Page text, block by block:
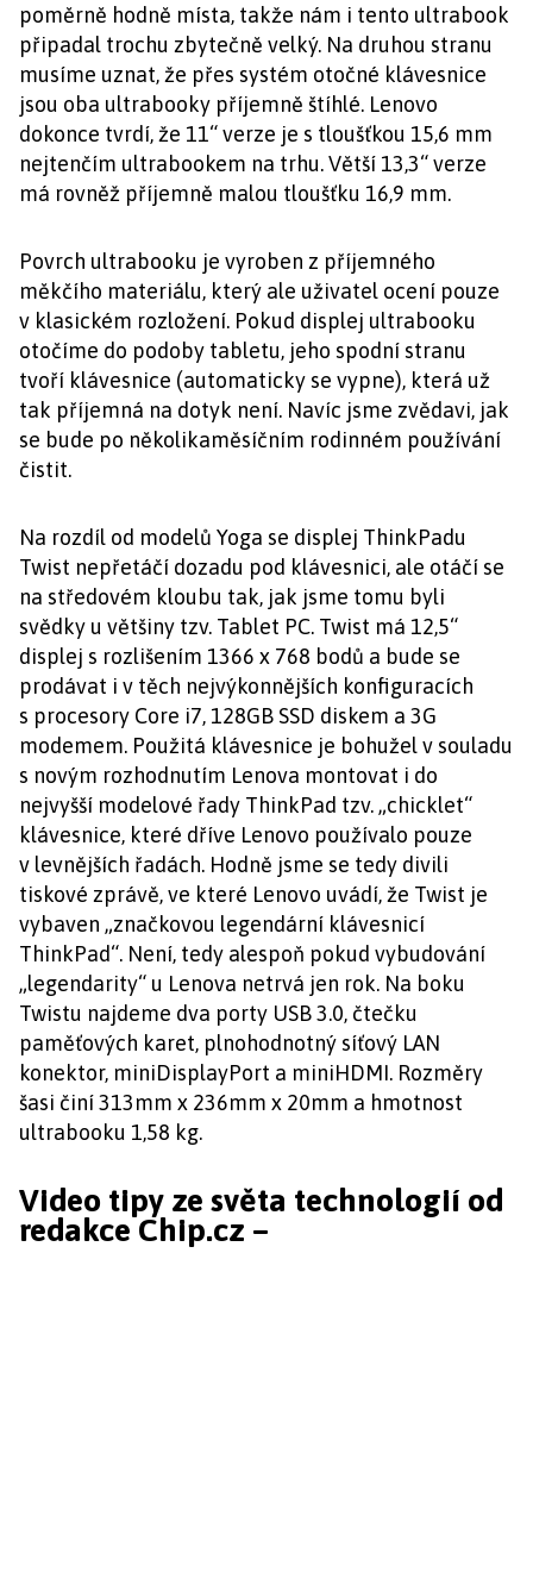
poměrně hodně místa, takže nám i tento ultrabook
připadal trochu zbytečně velký. Na druhou stranu
musíme uznat, že přes systém otočné klávesnice
jsou oba ultrabooky příjemně štíhlé. Lenovo
dokonce tvrdí, že 11“ verze je s tloušťkou 15,6 mm
nejtenčím ultrabookem na trhu. Větší 13,3“ verze
má rovněž příjemně malou tloušťku 16,9 mm.
Povrch ultrabooku je vyroben z příjemného
měkčího materiálu, který ale uživatel ocení pouze
v klasickém rozložení. Pokud displej ultrabooku
otočíme do podoby tabletu, jeho spodní stranu
tvoří klávesnice (automaticky se vypne), která už
tak příjemná na dotyk není. Navíc jsme zvědavi, jak
se bude po několikaměsíčním rodinném používání
čistit.
Na rozdíl od modelů Yoga se displej ThinkPadu
Twist nepřetáčí dozadu pod klávesnici, ale otáčí se
na středovém kloubu tak, jak jsme tomu byli
svědky u většiny tzv. Tablet PC. Twist má 12,5“
displej s rozlišením 1366 x 768 bodů a bude se
prodávat i v těch nejvýkonnějších konfiguracích
s procesory Core i7, 128GB SSD diskem a 3G
modemem. Použitá klávesnice je bohužel v souladu
s novým rozhodnutím Lenova montovat i do
nejvyšší modelové řady ThinkPad tzv. „chicklet“
klávesnice, které dříve Lenovo používalo pouze
v levnějších řadách. Hodně jsme se tedy divili
tiskové zprávě, ve které Lenovo uvádí, že Twist je
vybaven „značkovou legendární klávesnicí
ThinkPad“. Není, tedy alespoň pokud vybudování
„legendarity“ u Lenova netrvá jen rok. Na boku
Twistu najdeme dva porty USB 3.0, čtečku
paměťových karet, plnohodnotný síťový LAN
konektor, miniDisplayPort a miniHDMI. Rozměry
šasi činí 313mm x 236mm x 20mm a hmotnost
ultrabooku 1,58 kg.
Video tipy ze světa technologií od
redakce Chip.cz –